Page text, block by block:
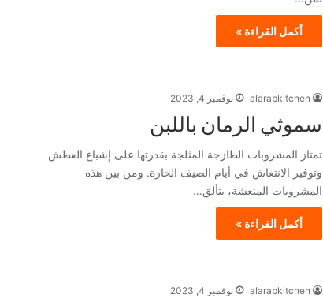
أكمل القراءة »
alarabkitchen نوفمبر 4, 2023
سموثي الرمان باللبن
تمتاز المشروبات الطازجة المثلجة بقدرتها على إشباع العطش
وتوفير الانتعاش في أيام الصيف الحارة. ومن بين هذه
المشروبات المنعشة، يتألق…
أكمل القراءة »
alarabkitchen نوفمبر 4, 2023